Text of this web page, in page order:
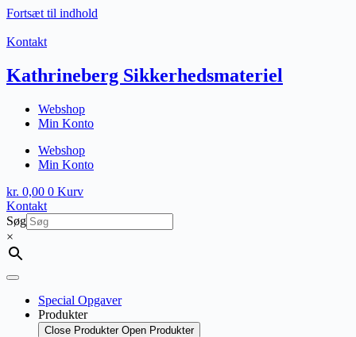
Fortsæt til indhold
Kontakt
Kathrineberg Sikkerhedsmateriel
Webshop
Min Konto
Webshop
Min Konto
kr. 0,00 0 Kurv
Kontakt
Søg
×
Special Opgaver
Produkter
Close Produkter Open Produkter